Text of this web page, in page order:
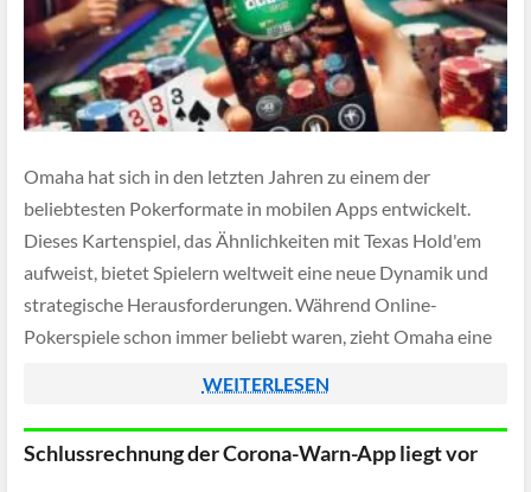
Omaha hat sich in den letzten Jahren zu einem der
beliebtesten Pokerformate in mobilen Apps entwickelt.
Dieses Kartenspiel, das Ähnlichkeiten mit Texas Hold'em
aufweist, bietet Spielern weltweit eine neue Dynamik und
strategische Herausforderungen. Während Online-
Pokerspiele schon immer beliebt waren, zieht Omaha eine
anspruchsvolleren Alternative ist. Die […]
WEITERLESEN
Schlussrechnung der Corona-Warn-App liegt vor